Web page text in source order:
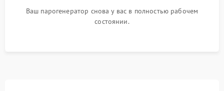
Ваш парогенератор снова у вас в полностью рабочем
состоянии.